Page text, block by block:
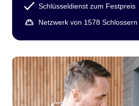
Schlüsseldienst zum Festpreis
Netzwerk von 1578 Schlossern